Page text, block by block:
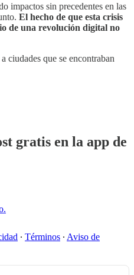
impactos sin precedentes en las
El hecho de que esta crisis
de una revolución digital no
ciudades que se encontraban
gratis en la app de
∙ Términos ∙ Aviso de